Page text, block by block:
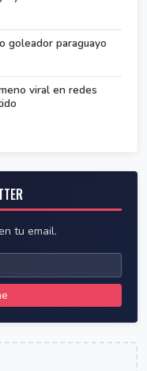
goleador paraguayo
viral en redes
tu email.